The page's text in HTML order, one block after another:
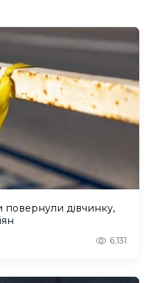
дівчинку,
6,131